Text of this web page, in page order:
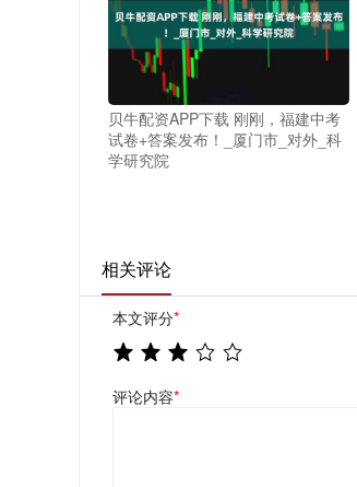
贝牛配资APP下载 刚刚，福建中考
试卷+答案发布！_厦门市_对外_科
学研究院
相关评论
本文评分*
评论内容*